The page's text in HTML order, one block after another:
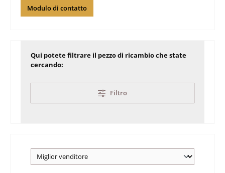
Modulo di contatto
Qui potete filtrare il pezzo di ricambio che state
cercando:
Filtro